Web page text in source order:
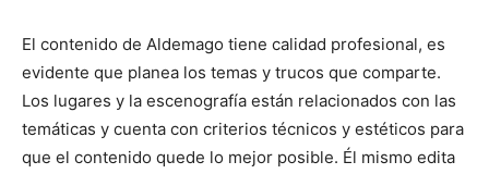
El contenido de Aldemago tiene calidad profesional, es
evidente que planea los temas y trucos que comparte.
Los lugares y la escenografía están relacionados con las
temáticas y cuenta con criterios técnicos y estéticos para
que el contenido quede lo mejor posible. Él mismo edita